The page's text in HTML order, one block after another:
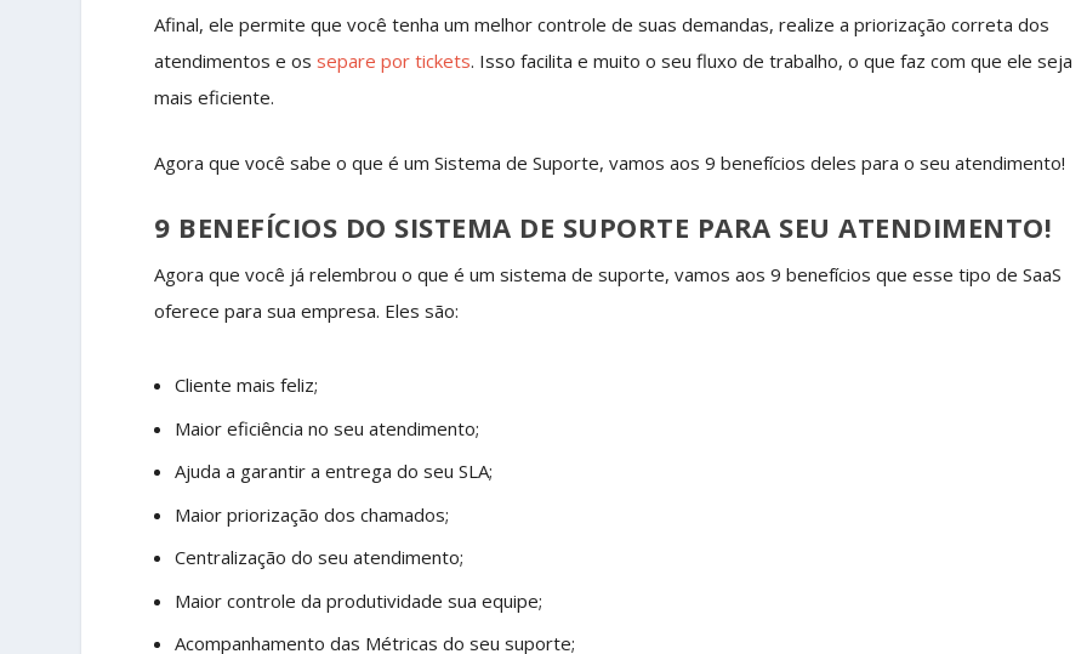
Afinal, ele permite que você tenha um melhor controle de suas demandas, realize a priorização correta dos
atendimentos e ossepare por tickets. Isso facilita e muito o seu fluxo de trabalho, o que faz com que ele seja
mais eficiente.
Agora que você sabe o que é um Sistema de Suporte, vamos aos 9 benefícios deles para o seu atendimento!
9 BENEFÍCIOS DO SISTEMA DE SUPORTE PARA SEU ATENDIMENTO!
Agora que você já relembrou o que é um sistema de suporte, vamos aos 9 benefícios que esse tipo de SaaS
oferece para sua empresa. Eles são:
Cliente mais feliz;
Maior eficiência no seu atendimento;
Ajuda a garantir a entrega do seu SLA;
Maior priorização dos chamados;
Centralização do seu atendimento;
Maior controle da produtividade sua equipe;
Acompanhamento das Métricas do seu suporte;